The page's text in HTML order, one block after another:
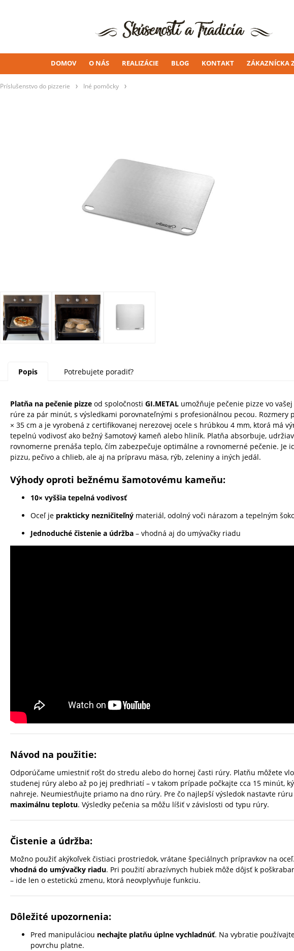
DOMOV O NÁS REALIZÁCIE BLOG KONTAKT ZÁKAZNÍCKA
Príslušenstvo do pizzerie Iné pomôcky
Popis Potrebujete poradiť?
Platňa na pečenie pizzeod spoločnostiGI.METAL umožňuje pečenie pizze vo
rúre za pár minút, s výsledkami porovnateľnými s profesionálnou pecou. Rozmery
× 35 cm a je vyrobená z certifikovanej nerezovej ocele s hrúbkou 4 mm, ktorá má
tepelnú vodivosť ako bežný šamotový kameň alebo hliník. Platňa absorbuje,
rovnomerne prenáša teplo, čím zabezpečuje optimálne a rovnomerné pečenie. Je
pizzu, pečivo a chlieb, ale aj na prípravu mäsa, rýb, zeleniny a iných jedál.
Výhody oproti bežnému šamotovému kameňu:
10× vyššia tepelná vodivosť
Oceľ je prakticky nezničiteľný materiál, odolný voči nárazom a tepelným
Jednoduché čistenie a údržba – vhodná aj do umývačky riadu
Návod na použitie:
Odporúčame umiestniť rošt do stredu alebo do hornej časti rúry. Platňu môžete
studenej rúry alebo až po jej predhriatí – v takom prípade počkajte cca 15 minút,
nahreje. Neumiestňujte priamo na dno rúry. Pre čo najlepší výsledok nastavte
maximálnu teplotu. Výsledky pečenia sa môžu líšiť v závislosti od typu rúry.
Čistenie a údržba:
Možno použiť akýkoľvek čistiaci prostriedok, vrátane špeciálnych prípravkov na
vhodná do umývačky riadu. Pri použití abrazívnych hubiek môže dôjsť k
– ide len o estetickú zmenu, ktorá neovplyvňuje funkciu.
Dôležité upozornenia:
Pred manipuláciou nechajte platňu úplne vychladnúť. Na vybratie
povrchu platne.